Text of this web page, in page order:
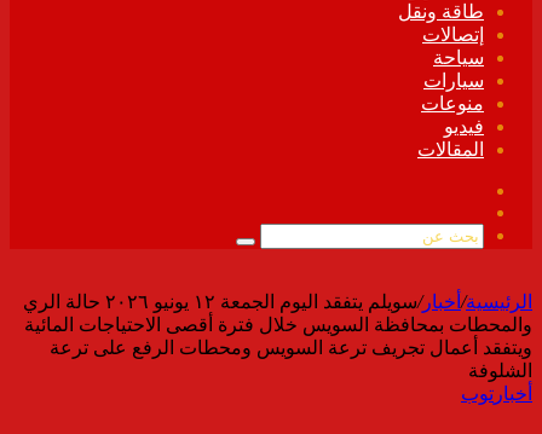
طاقة ونقل
إتصالات
سياحة
سيارات
منوعات
فيديو
المقالات
الموقع
بحث
الرئيسية/ أخبار/
سويلم يتفقد اليوم الجمعة ١٢ يونيو ٢٠٢٦ حالة الري
والمحطات بمحافظة السويس خلال فترة أقصى الاحتياجات المائية
ويتفقد أعمال تجريف ترعة السويس ومحطات الرفع على ترعة
الشلوفة
أخبار توب